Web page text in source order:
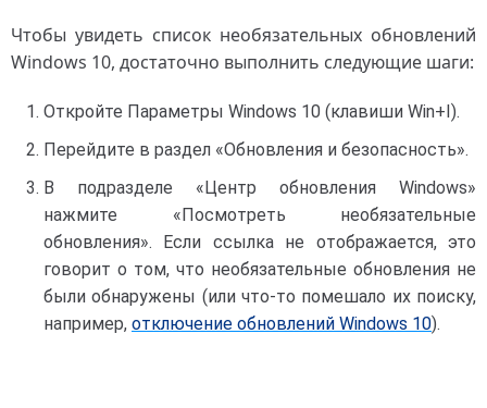
Чтобы увидеть список необязательных обновлений
Windows 10, достаточно выполнить следующие шаги:
Откройте Параметры Windows 10 (клавиши Win+I).
Перейдите в раздел «Обновления и безопасность».
В подразделе «Центр обновления Windows»
нажмите «Посмотреть необязательные
обновления». Если ссылка не отображается, это
говорит о том, что необязательные обновления не
были обнаружены (или что-то помешало их поиску,
например, отключение обновлений Windows 10).